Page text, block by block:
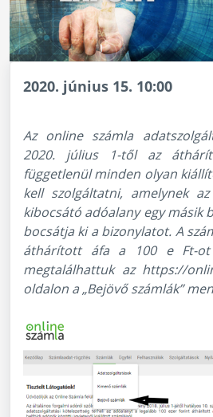
2020. június 15. 10:00
Az online számla
2020. július 1-től az
függetlenül minden olyan
kell szolgáltatni, amelynek
kibocsátó adóalany egy másik
bocsátja ki a bizonylatot. A
áthárított áfa a 100 e Ft-
megtalálhattuk az https://
oldalon a „Bejövő számlák”